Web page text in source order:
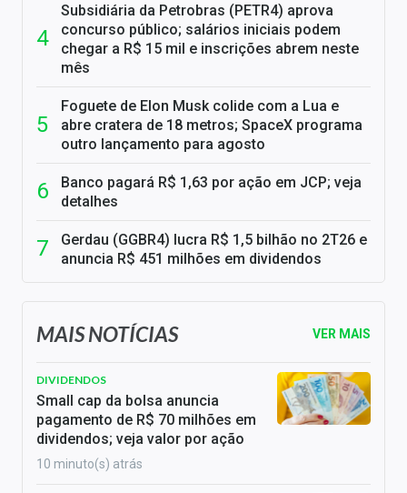
Subsidiária da Petrobras (PETR4) aprova
concurso público; salários iniciais podem
chegar a R$ 15 mil e inscrições abrem neste
mês
Foguete de Elon Musk colide com a Lua e
abre cratera de 18 metros; SpaceX programa
outro lançamento para agosto
Banco pagará R$ 1,63 por ação em JCP; veja
detalhes
Gerdau (GGBR4) lucra R$ 1,5 bilhão no 2T26 e
anuncia R$ 451 milhões em dividendos
MAIS NOTÍCIAS VER MAIS
DIVIDENDOS
Small cap da bolsa anuncia
pagamento de R$ 70 milhões em
dividendos; veja valor por ação
10 minuto(s) atrás